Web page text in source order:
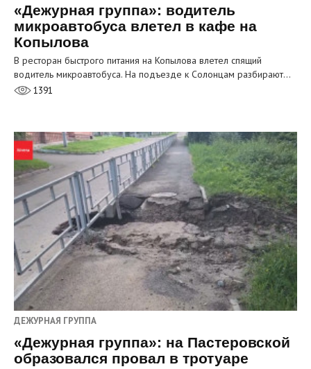
«Дежурная группа»: водитель
микроавтобуса влетел в кафе на
Копылова
В ресторан быстрого питания на Копылова влетел спящий
водитель микроавтобуса. На подъезде к Солонцам разбирают…
1391
ДЕЖУРНАЯ ГРУППА
«Дежурная группа»: на Пастеровской
образовался провал в тротуаре